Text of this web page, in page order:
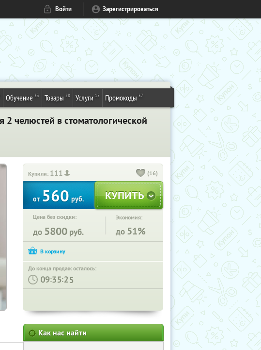
Войти Зарегистрироваться
Обучение 33 Товары 28 Услуги 15 Промокоды 57
челюстей в стоматологической
Купили: 111 (16)
от560руб.
Цена без скидки:
до 5800 руб.
Экономия:
до 51%
До конца продаж осталось:
: :
Как нас найти